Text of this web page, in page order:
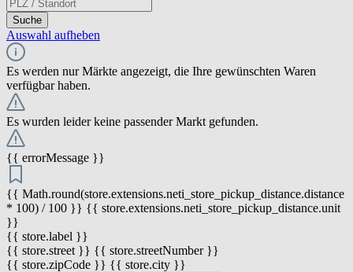
Suche
Auswahl aufheben
Es werden nur Märkte angezeigt, die Ihre gewünschten Waren
verfügbar haben.
Es wurden leider keine passender Markt gefunden.
{{ errorMessage }}
{{ Math.round(store.extensions.neti_store_pickup_distance.distance
* 100) / 100 }} {{ store.extensions.neti_store_pickup_distance.unit
}}
{{ store.label }}
{{ store.street }} {{ store.streetNumber }}
{{ store.zipCode }} {{ store.city }}